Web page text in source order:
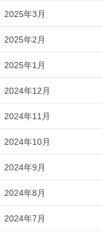
2025年3月
2025年2月
2025年1月
2024年12月
2024年11月
2024年10月
2024年9月
2024年8月
2024年7月